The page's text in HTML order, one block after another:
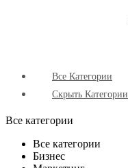
Все Категории
Скрыть Категории
Все категории
Все категории
Бизнес